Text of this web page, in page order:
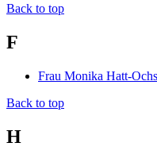
Back to top
F
Frau Monika Hatt-Ochs
Back to top
H